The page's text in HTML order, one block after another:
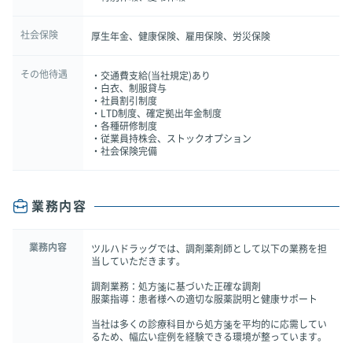
社会保険 厚生年金、健康保険、雇用保険、労災保険
その他待遇
・交通費支給(当社規定)あり
・白衣、制服貸与
・社員割引制度
・LTD制度、確定拠出年金制度
・各種研修制度
・従業員持株会、ストックオプション
・社会保険完備
業務内容
業務内容
ツルハドラッグでは、調剤薬剤師として以下の業務を担
当していただきます。
調剤業務：処方箋に基づいた正確な調剤
服薬指導：患者様への適切な服薬説明と健康サポート
当社は多くの診療科目から処方箋を平均的に応需してい
るため、幅広い症例を経験できる環境が整っています。